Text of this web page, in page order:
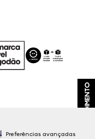
Preferências avançadas
ATENDIMENTO
momento.